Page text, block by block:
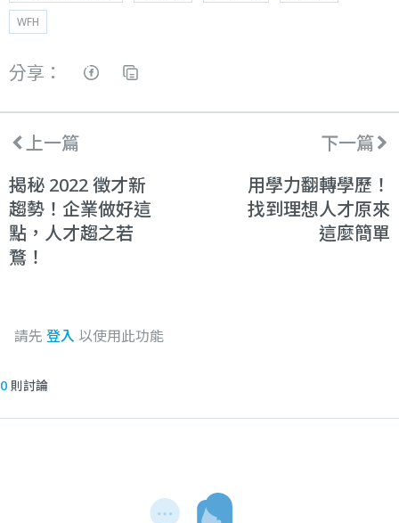
WFH
分享：
上一篇
揭秘 2022 徵才新
趨勢！企業做好這
點，人才趨之若
鶩！
下一篇
用學力翻轉學歷！
找到理想人才原來
這麼簡單
請先 登入 以使用此功能
0 則討論